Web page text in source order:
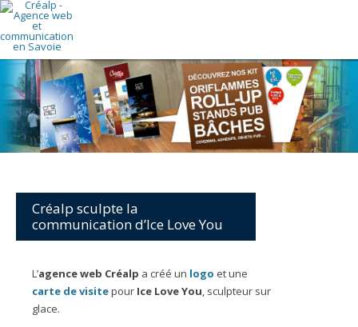
Créalp sculpte la
communication d’Ice Love You
L’agence web Créalp a créé un logo et une
carte de visitepour Ice Love You, sculpteur sur
glace.